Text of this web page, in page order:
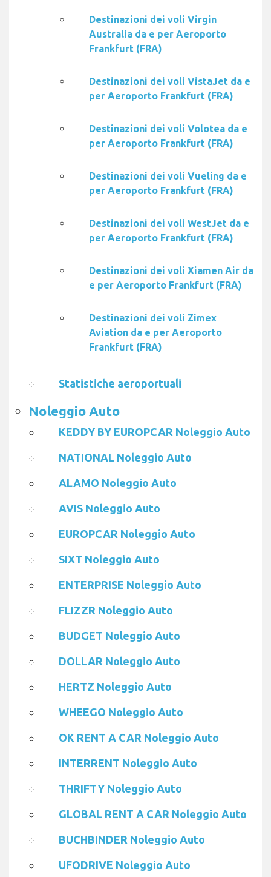
Destinazioni dei voli Virgin
Australia da e per Aeroporto
Frankfurt (FRA)
Destinazioni dei voli VistaJet da e
per Aeroporto Frankfurt (FRA)
Destinazioni dei voli Volotea da e
per Aeroporto Frankfurt (FRA)
Destinazioni dei voli Vueling da e
per Aeroporto Frankfurt (FRA)
Destinazioni dei voli WestJet da e
per Aeroporto Frankfurt (FRA)
Destinazioni dei voli Xiamen Air da
e per Aeroporto Frankfurt (FRA)
Destinazioni dei voli Zimex
Aviation da e per Aeroporto
Frankfurt (FRA)
Statistiche aeroportuali
Noleggio Auto
KEDDY BY EUROPCAR Noleggio Auto
NATIONAL Noleggio Auto
ALAMO Noleggio Auto
AVIS Noleggio Auto
EUROPCAR Noleggio Auto
SIXT Noleggio Auto
ENTERPRISE Noleggio Auto
FLIZZR Noleggio Auto
BUDGET Noleggio Auto
DOLLAR Noleggio Auto
HERTZ Noleggio Auto
WHEEGO Noleggio Auto
OK RENT A CAR Noleggio Auto
INTERRENT Noleggio Auto
THRIFTY Noleggio Auto
GLOBAL RENT A CAR Noleggio Auto
BUCHBINDER Noleggio Auto
UFODRIVE Noleggio Auto